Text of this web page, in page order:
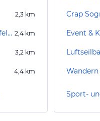
2,3 km
Senda dil Dragun | Baumwipfelpfad Laax 2,4 km
3,2 km
4,4 km
Crap
Event &
Wandern
Sport-